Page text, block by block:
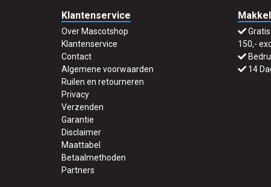
Klantenservice
Over Mascotshop
Klantenservice
Contact
Algemene voorwaarden
Ruilen en retourneren
Privacy
Verzenden
Garantie
Disclaimer
Maattabel
Betaalmethoden
Partners
150,-
14